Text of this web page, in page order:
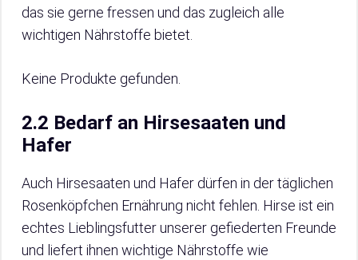
das sie gerne fressen und das zugleich alle
wichtigen Nährstoffe bietet.
Keine Produkte gefunden.
2.2 Bedarf an Hirsesaaten und
Hafer
Auch Hirsesaaten und Hafer dürfen in der täglichen
Rosenköpfchen Ernährung nicht fehlen. Hirse ist ein
echtes Lieblingsfutter unserer gefiederten Freunde
und liefert ihnen wichtige Nährstoffe wie